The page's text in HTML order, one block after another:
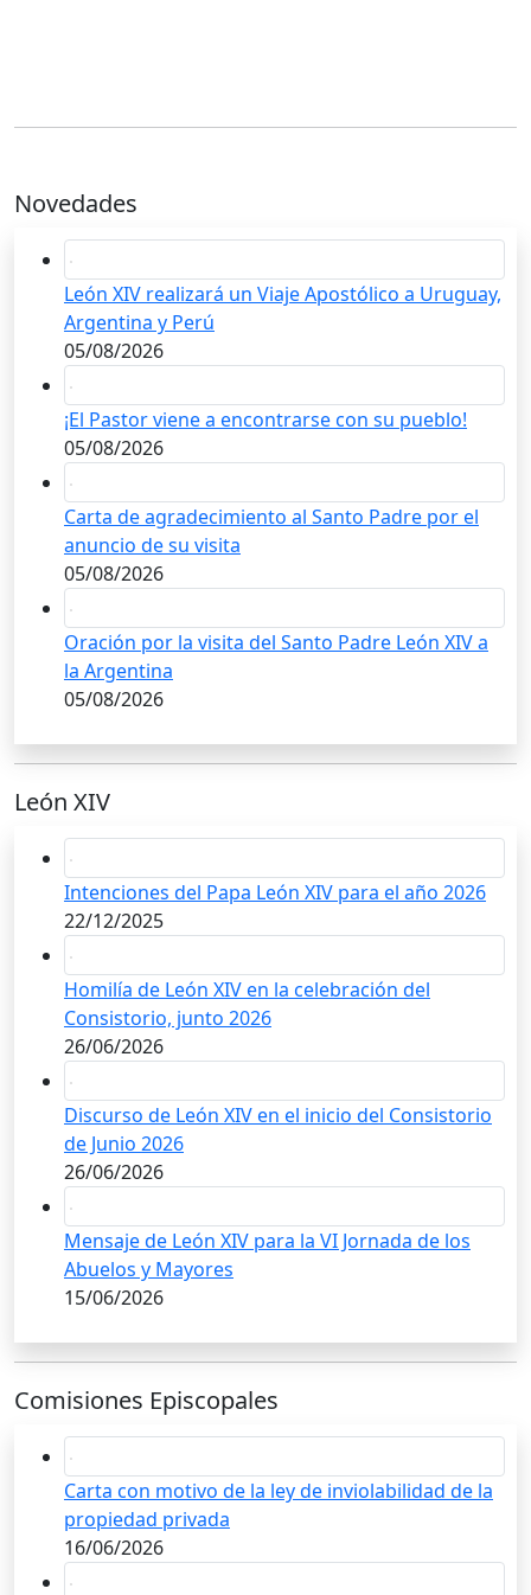
Novedades
León XIV realizará un Viaje Apostólico a Uruguay,
Argentina y Perú
05/08/2026
¡El Pastor viene a encontrarse con su pueblo!
05/08/2026
Carta de agradecimiento al Santo Padre por el
anuncio de su visita
05/08/2026
Oración por la visita del Santo Padre León XIV a
la Argentina
05/08/2026
León XIV
Intenciones del Papa León XIV para el año 2026
22/12/2025
Homilía de León XIV en la celebración del
Consistorio, junto 2026
26/06/2026
Discurso de León XIV en el inicio del Consistorio
de Junio 2026
26/06/2026
Mensaje de León XIV para la VI Jornada de los
Abuelos y Mayores
15/06/2026
Comisiones Episcopales
Carta con motivo de la ley de inviolabilidad de la
propiedad privada
16/06/2026